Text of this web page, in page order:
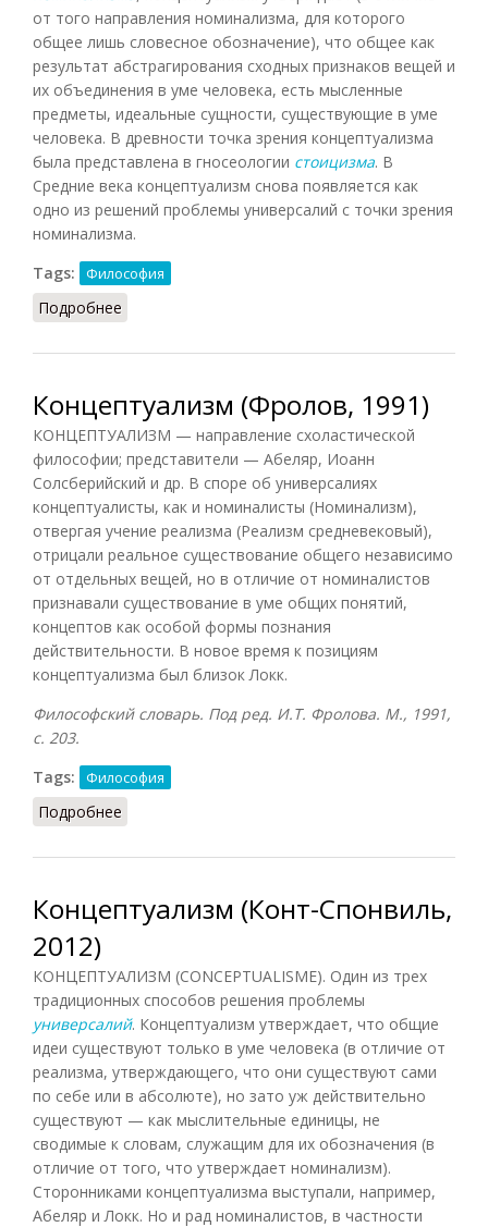
от того направления номинализма, для которого
общее лишь словесное обозначение), что общее как
результат абстрагирования сходных признаков вещей и
их объединения в уме человека, есть мысленные
предметы, идеальные сущности, существующие в уме
человека. В древности точка зрения концептуализма
была представлена в гносеологии стоицизма. В
Средние века концептуализм снова появляется как
одно из решений проблемы универсалий с точки зрения
номинализма.
Tags:
Философия
Подробнее
Концептуализм (Фролов, 1991)
КОНЦЕПТУАЛИЗМ — направление схоластической
философии; представители — Абеляр, Иоанн
Солсберийский и др. В споре об универсалиях
концептуалисты, как и номиналисты (Номинализм),
отвергая учение реализма (Реализм средневековый),
отрицали реальное существование общего независимо
от отдельных вещей, но в отличие от номиналистов
признавали существование в уме общих понятий,
концептов как особой формы познания
действительности. В новое время к позициям
концептуализма был близок Локк.
Философский словарь. Под ред. И.Т. Фролова. М., 1991,
с. 203.
Tags:
Философия
Подробнее
Концептуализм (Конт-Спонвиль,
2012)
КОНЦЕПТУАЛИЗМ (CONCEPTUALISME). Один из трех
традиционных способов решения проблемы
универсалий. Концептуализм утверждает, что общие
идеи существуют только в уме человека (в отличие от
реализма, утверждающего, что они существуют сами
по себе или в абсолюте), но зато уж действительно
существуют — как мыслительные единицы, не
сводимые к словам, служащим для их обозначения (в
отличие от того, что утверждает номинализм).
Сторонниками концептуализма выступали, например,
Абеляр и Локк. Но и рад номиналистов, в частности